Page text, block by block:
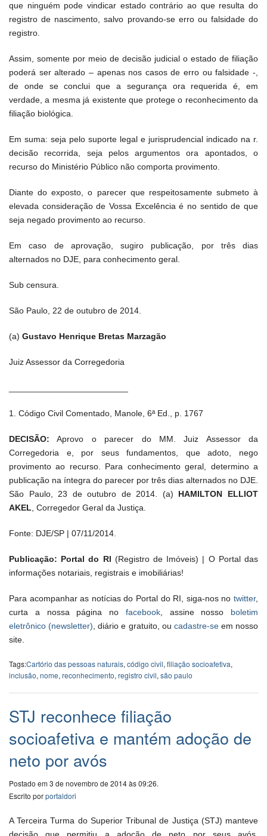
que ninguém pode vindicar estado contrário ao que resulta do
registro de nascimento, salvo provando-se erro ou falsidade do
registro.
Assim, somente por meio de decisão judicial o estado de filiação
poderá ser alterado – apenas nos casos de erro ou falsidade -,
de onde se conclui que a segurança ora requerida é, em
verdade, a mesma já existente que protege o reconhecimento da
filiação biológica.
Em suma: seja pelo suporte legal e jurisprudencial indicado na r.
decisão recorrida, seja pelos argumentos ora apontados, o
recurso do Ministério Público não comporta provimento.
Diante do exposto, o parecer que respeitosamente submeto à
elevada consideração de Vossa Excelência é no sentido de que
seja negado provimento ao recurso.
Em caso de aprovação, sugiro publicação, por três dias
alternados no DJE, para conhecimento geral.
Sub censura.
São Paulo, 22 de outubro de 2014.
(a) Gustavo Henrique Bretas Marzagão
Juiz Assessor da Corregedoria
1. Código Civil Comentado, Manole, 6ª Ed., p. 1767
DECISÃO: Aprovo o parecer do MM. Juiz Assessor da
Corregedoria e, por seus fundamentos, que adoto, nego
provimento ao recurso. Para conhecimento geral, determino a
publicação na íntegra do parecer por três dias alternados no DJE.
São Paulo, 23 de outubro de 2014. (a) HAMILTON ELLIOT
AKEL , Corregedor Geral da Justiça.
Fonte: DJE/SP | 07/11/2014.
Publicação: Portal do RI (Registro de Imóveis) | O Portal das
informações notariais, registrais e imobiliárias!
Para acompanhar as notícias do Portal do RI, siga-nos no twitter,
curta a nossa página no facebook, assine nosso boletim
eletrônico (newsletter) , diário e gratuito, ou cadastre-seem nosso
site.
Tags:Cartório das pessoas naturais, código civil, filiação socioafetiva,
inclusão, nome, reconhecimento, registro civil, são paulo
STJ reconhece filiação
socioafetiva e mantém adoção de
neto por avós
Postado em 3 de novembro de 2014 às 09:26.
Escrito porportaldori
A Terceira Turma do Superior Tribunal de Justiça (STJ) manteve